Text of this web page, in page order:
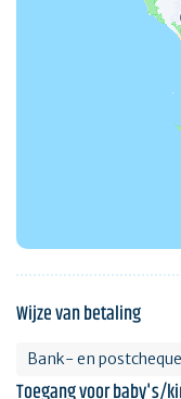
Wijze van betaling
Bank- en
Toegang voor baby's/